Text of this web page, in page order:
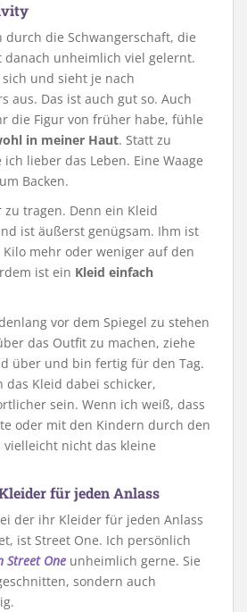
durch die Schwangerschaft, die
danach unheimlich viel gelernt.
und sieht je nach
aus. Das ist auch gut so. Auch
die Figur von früher habe, fühle
in meiner Haut. Statt zu
lieber das Leben. Eine Waage
Backen.
zu tragen. Denn ein Kleid
ist äußerst genügsam. Ihm ist
Kilo mehr oder weniger auf den
ist ein Kleid einfach
vor dem Spiegel zu stehen
das Outfit zu machen, ziehe
über und bin fertig für den Tag.
das Kleid dabei schicker,
sein. Wenn ich weiß, dass
oder mit den Kindern durch den
vielleicht nicht das kleine
für jeden Anlass
der ihr Kleider für jeden Anlass
ist Street One. Ich persönlich
Street One unheimlich gerne. Sie
sondern auch